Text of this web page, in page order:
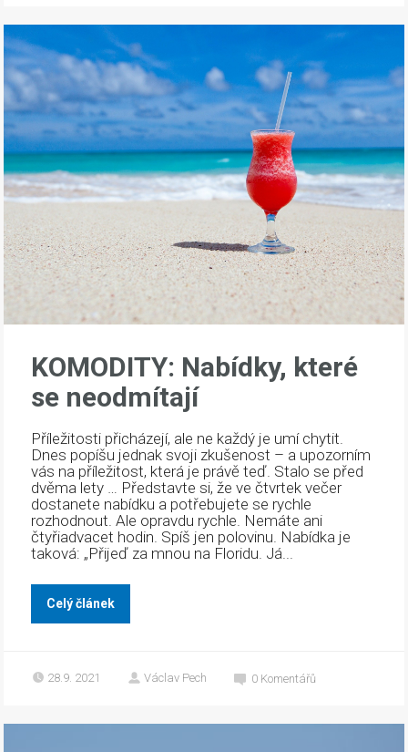
KOMODITY: Nabídky, které
se neodmítají
Příležitosti přicházejí, ale ne každý je umí chytit.
Dnes popíšu jednak svoji zkušenost – a upozorním
vás na příležitost, která je právě teď. Stalo se před
dvěma lety … Představte si, že ve čtvrtek večer
dostanete nabídku a potřebujete se rychle
rozhodnout. Ale opravdu rychle. Nemáte ani
čtyřiadvacet hodin. Spíš jen polovinu. Nabídka je
taková: „Přijeď za mnou na Floridu. Já...
Celý článek
28.9. 2021 Václav Pech 0 Komentářů